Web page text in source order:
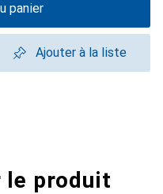
panier
Ajouter à la liste
le produit